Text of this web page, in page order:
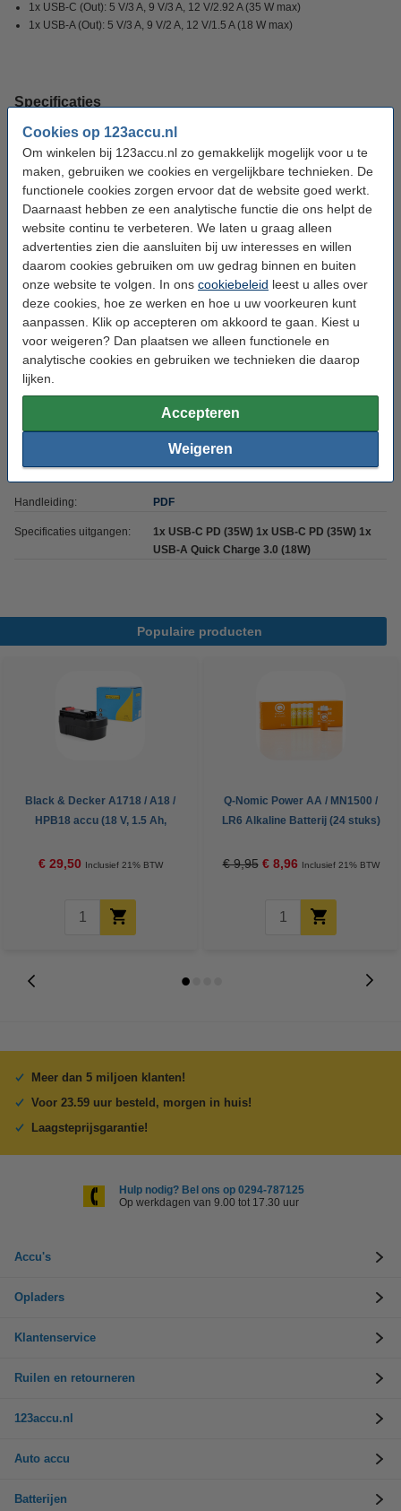
Cookies op 123accu.nl
Om winkelen bij 123accu.nl zo gemakkelijk mogelijk voor u te
maken, gebruiken we cookies en vergelijkbare technieken. De
functionele cookies zorgen ervoor dat de website goed werkt.
Daarnaast hebben ze een analytische functie die ons helpt de
website continu te verbeteren. We laten u graag alleen
advertenties zien die aansluiten bij uw interesses en willen
daarom cookies gebruiken om uw gedrag binnen en buiten
onze website te volgen. In ons cookiebeleid leest u alles over
deze cookies, hoe ze werken en hoe u uw voorkeuren kunt
aanpassen. Klik op accepteren om akkoord te gaan. Kiest u
voor weigeren? Dan plaatsen we alleen functionele en
analytische cookies en gebruiken we technieken die daarop
lijken.
Accepteren
Weigeren
1x USB-C (Out): 5 V/3 A, 9 V/3 A, 12 V/2.92 A (35 W max)
1x USB-A (Out): 5 V/3 A, 9 V/2 A, 12 V/1.5 A (18 W max)
Specificaties
Merk: Xtorm
Type: Powerbank
Kleur: Zwart
Vermogen: 35 Watt
Capaciteit: 20.000 mAh
Laadsnelheid: 3,5 uur
Batterij type: Li-pl
Afmetingen:
Kabel: Inclusief
Handleiding: PDF
Specificaties uitgangen:
1x USB-C PD (35W) 1x USB-C PD (35W) 1x
USB-A Quick Charge 3.0 (18W)
Populaire producten
Black & Decker A1718 / A18 /
HPB18 accu (18 V, 1.5 Ah,
€ 29,50 Inclusief 21% BTW
Q-Nomic Power AA / MN1500 /
LR6 Alkaline Batterij (24 stuks)
€ 9,95 € 8,96 Inclusief 21% BTW
Meer dan 5 miljoen klanten!
Voor 23.59 uur besteld, morgen in huis!
Laagsteprijsgarantie!
Hulp nodig? Bel ons op 0294-787125
Op werkdagen van 9.00 tot 17.30 uur
Accu's
Opladers
Klantenservice
Ruilen en retourneren
123accu.nl
Auto accu
Batterijen